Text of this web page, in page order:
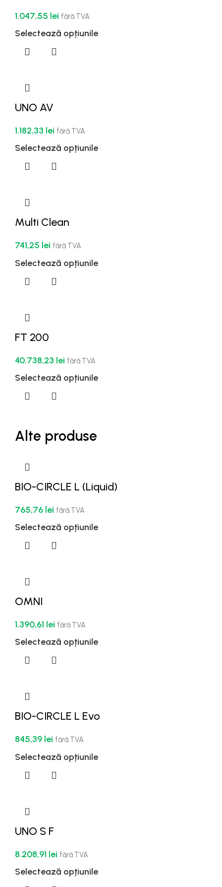
1.047,55 lei fără TVA
Selectează opțiunile
UNO AV
1.182,33 lei fără TVA
Selectează opțiunile
Multi Clean
741,25 lei fără TVA
Selectează opțiunile
FT 200
40.738,23 lei fără TVA
Selectează opțiunile
Alte produse
BIO-CIRCLE L (Liquid)
765,76 lei fără TVA
Selectează opțiunile
OMNI
1.390,61 lei fără TVA
Selectează opțiunile
BIO-CIRCLE L Evo
845,39 lei fără TVA
Selectează opțiunile
UNO S F
8.208,91 lei fără TVA
Selectează opțiunile